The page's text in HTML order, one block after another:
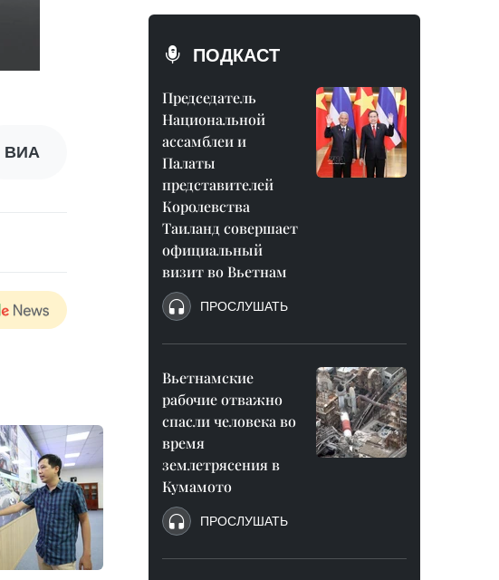
ВИА
ПОДКАСТ
Председатель
Национальной
ассамблеи и
Палаты
представителей
Королевства
Таиланд совершает
официальный
визит во Вьетнам
ПРОСЛУШАТЬ
Вьетнамские
рабочие отважно
спасли человека во
время
землетрясения в
Кумамото
ПРОСЛУШАТЬ